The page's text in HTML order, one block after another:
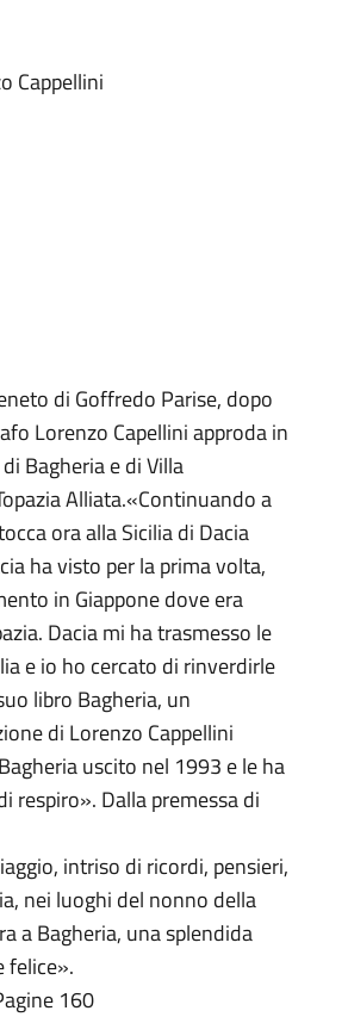
Cappellini
di Goffredo Parise, dopo
Lorenzo Capellini approda in
Bagheria e di Villa
Alliata.«Continuando a
ora alla Sicilia di Dacia
ha visto per la prima volta,
in Giappone dove era
Dacia mi ha trasmesso le
e io ho cercato di rinverdirle
libro Bagheria, un
di Lorenzo Cappellini
uscito nel 1993 e le ha
respiro». Dalla premessa di
intriso di ricordi, pensieri,
nei luoghi del nonno della
a Bagheria, una splendida
felice».
160